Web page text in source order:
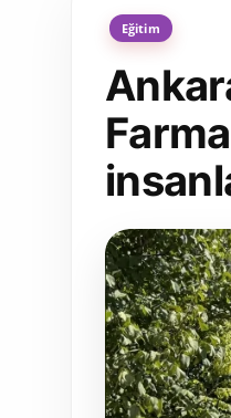
Eğitim